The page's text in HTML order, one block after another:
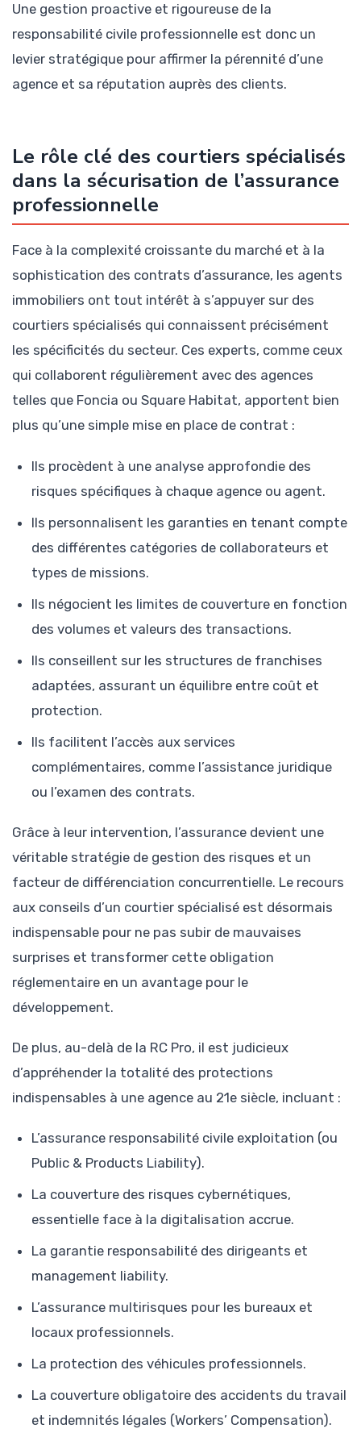
Une gestion proactive et rigoureuse de la
responsabilité civile professionnelle est donc un
levier stratégique pour affirmer la pérennité d’une
agence et sa réputation auprès des clients.
Le rôle clé des courtiers spécialisés
dans la sécurisation de l’assurance
professionnelle
Face à la complexité croissante du marché et à la
sophistication des contrats d’assurance, les agents
immobiliers ont tout intérêt à s’appuyer sur des
courtiers spécialisés qui connaissent précisément
les spécificités du secteur. Ces experts, comme ceux
qui collaborent régulièrement avec des agences
telles que Foncia ou Square Habitat, apportent bien
plus qu’une simple mise en place de contrat :
Ils procèdent à une analyse approfondie des
risques spécifiques à chaque agence ou agent.
Ils personnalisent les garanties en tenant compte
des différentes catégories de collaborateurs et
types de missions.
Ils négocient les limites de couverture en fonction
des volumes et valeurs des transactions.
Ils conseillent sur les structures de franchises
adaptées, assurant un équilibre entre coût et
protection.
Ils facilitent l’accès aux services
complémentaires, comme l’assistance juridique
ou l’examen des contrats.
Grâce à leur intervention, l’assurance devient une
véritable stratégie de gestion des risques et un
facteur de différenciation concurrentielle. Le recours
aux conseils d’un courtier spécialisé est désormais
indispensable pour ne pas subir de mauvaises
surprises et transformer cette obligation
réglementaire en un avantage pour le
développement.
De plus, au-delà de la RC Pro, il est judicieux
d’appréhender la totalité des protections
indispensables à une agence au 21e siècle, incluant :
L’assurance responsabilité civile exploitation (ou
Public & Products Liability).
La couverture des risques cybernétiques,
essentielle face à la digitalisation accrue.
La garantie responsabilité des dirigeants et
management liability.
L’assurance multirisques pour les bureaux et
locaux professionnels.
La protection des véhicules professionnels.
La couverture obligatoire des accidents du travail
et indemnités légales (Workers’ Compensation).